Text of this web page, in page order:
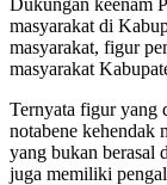
masyarakat di
masyarakat, figur
masyarakat
Ternyata figur yang
notabene kehendak
yang bukan berasal
juga memiliki